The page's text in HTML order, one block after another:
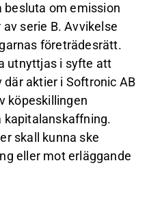
om emission
serie B. Avvikelse
företrädesrätt.
utnyttjas i syfte att
aktier i Softronic AB
köpeskillingen
skall kunna ske
eller mot erläggande